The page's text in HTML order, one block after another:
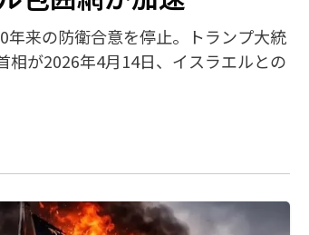
来の防衛合意を停止。トランプ大統
相が2026年4月14日、イスラエルとの